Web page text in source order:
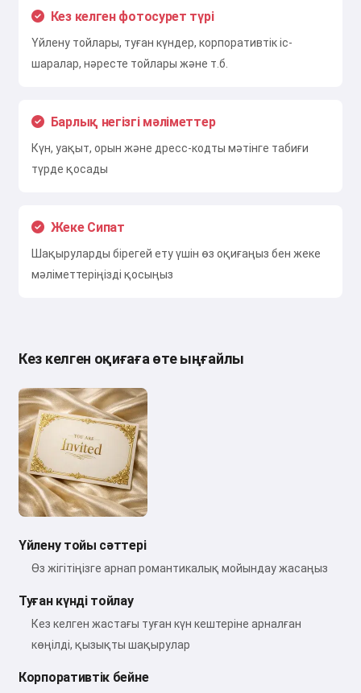
Кез келген фотосурет түрі
Үйлену тойлары, туған күндер, корпоративтік іс-
шаралар, нәресте тойлары және т.б.
Барлық негізгі мәліметтер
Күн, уақыт, орын және дресс-кодты мәтінге табиғи
түрде қосады
Жеке Сипат
Шақыруларды бірегей ету үшін өз оқиғаңыз бен жеке
мәліметтеріңізді қосыңыз
Кез келген оқиғаға өте ыңғайлы
Үйлену тойы сәттері
Өз жігітіңізге арнап романтикалық мойындау жасаңыз
Туған күнді тойлау
Кез келген жастағы туған күн кештеріне арналған
көңілді, қызықты шақырулар
Корпоративтік бейне